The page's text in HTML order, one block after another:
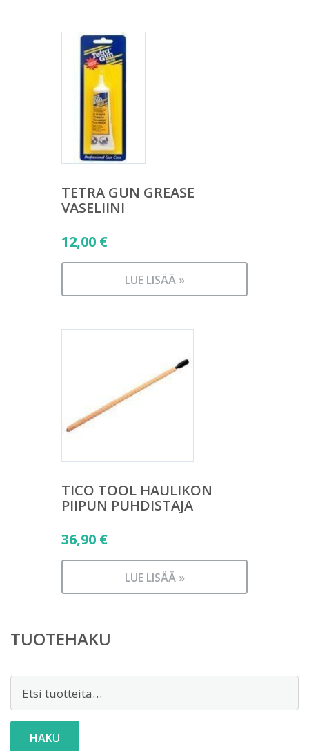
TETRA GUN GREASE
VASELIINI
12,00 €
LUE LISÄÄ »
TICO TOOL HAULIKON
PIIPUN PUHDISTAJA
36,90 €
LUE LISÄÄ »
TUOTEHAKU
HAKU